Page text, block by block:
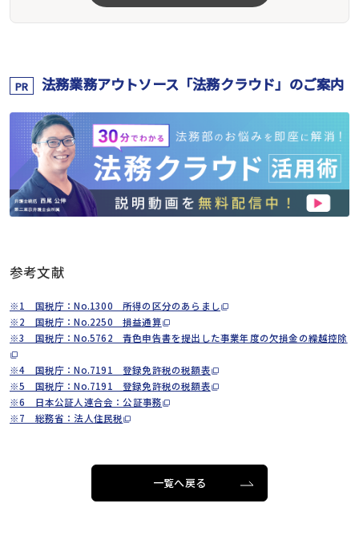
PR 法務業務アウトソース「法務クラウド」のご案内
参考文献
※1 国税庁：No.1300 所得の区分のあらまし
※2 国税庁：No.2250 損益通算
※3 国税庁：No.5762 青色申告書を提出した事業年度の欠損金の繰越控除
※4 国税庁：No.7191 登録免許税の税額表
※5 国税庁：No.7191 登録免許税の税額表
※6 日本公証人連合会：公証事務
※7 総務省：法人住民税
一覧へ戻る